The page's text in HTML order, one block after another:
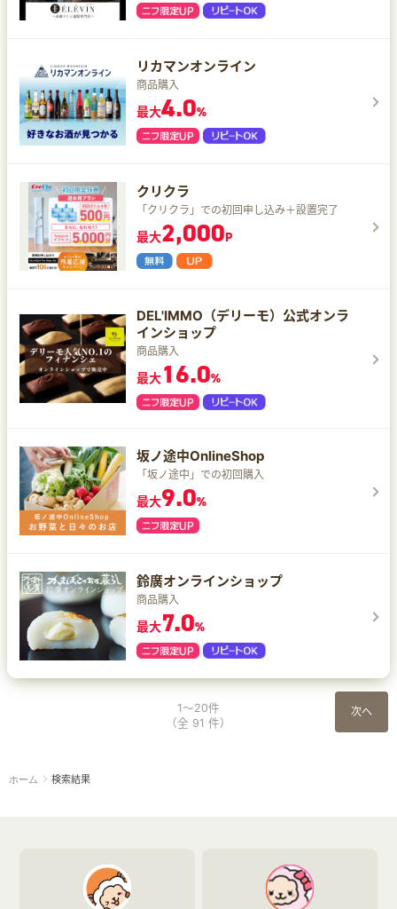
リカマンオンライン
商品購入
最大4.0%
クリクラ
「クリクラ」での初回申し込み＋設置完了
最大2,000P
DEL'IMMO（デリーモ）公式オンラ
インショップ
商品購入
最大16.0%
坂ノ途中OnlineShop
「坂ノ途中」での初回購入
最大9.0%
鈴廣オンラインショップ
商品購入
最大7.0%
次へ
1～20件
（全 91 件）
ホーム 検索結果